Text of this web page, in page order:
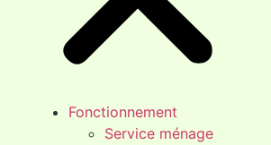
Fonctionnement
Service ménage